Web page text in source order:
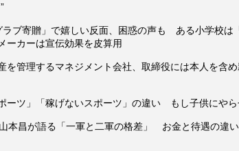
ラブ寄贈」で嬉しい反面、困惑の声も ある小学校は
ーカーは宣伝効果を皮算用
を管理するマネジメント会社、取締役には本人を含
ーツ」「稼げないスポーツ」の違い もし子供にや
本昌が語る「一軍と二軍の格差」 お金と待遇の違